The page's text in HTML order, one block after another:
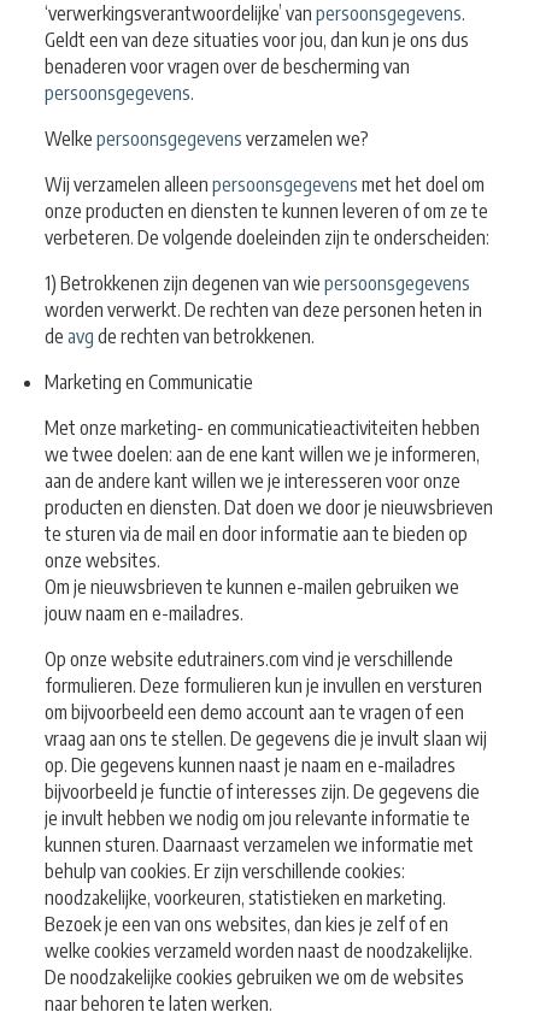
‘verwerkingsverantwoordelijke’ van persoonsgegevens.
Geldt een van deze situaties voor jou, dan kun je ons dus
benaderen voor vragen over de bescherming van
persoonsgegevens.
Welke persoonsgegevens verzamelen we?
Wij verzamelen alleen persoonsgegevens met het doel om
onze producten en diensten te kunnen leveren of om ze te
verbeteren. De volgende doeleinden zijn te onderscheiden:
1) Betrokkenen zijn degenen van wie persoonsgegevens
worden verwerkt. De rechten van deze personen heten in
de avg de rechten van betrokkenen.
Marketing en Communicatie
Met onze marketing- en communicatieactiviteiten hebben
we twee doelen: aan de ene kant willen we je informeren,
aan de andere kant willen we je interesseren voor onze
producten en diensten. Dat doen we door je nieuwsbrieven
te sturen via de mail en door informatie aan te bieden op
onze websites.
Om je nieuwsbrieven te kunnen e-mailen gebruiken we
jouw naam en e-mailadres.
Op onze website edutrainers.com vind je verschillende
formulieren. Deze formulieren kun je invullen en versturen
om bijvoorbeeld een demo account aan te vragen of een
vraag aan ons te stellen. De gegevens die je invult slaan wij
op. Die gegevens kunnen naast je naam en e-mailadres
bijvoorbeeld je functie of interesses zijn. De gegevens die
je invult hebben we nodig om jou relevante informatie te
kunnen sturen. Daarnaast verzamelen we informatie met
behulp van cookies. Er zijn verschillende cookies:
noodzakelijke, voorkeuren, statistieken en marketing.
Bezoek je een van ons websites, dan kies je zelf of en
welke cookies verzameld worden naast de noodzakelijke.
De noodzakelijke cookies gebruiken we om de websites
naar behoren te laten werken.